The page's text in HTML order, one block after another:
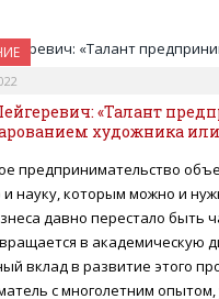
«Талант
художника или
предпринимательство
и науку, которым можно и
давно перестало быть
в академическую
вклад в развитие этого
с многолетним опытом,